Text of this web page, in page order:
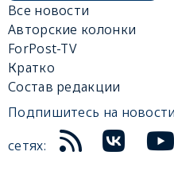
Все новости
Авторские колонки
ForPost-TV
Кратко
Состав редакции
Подпишитесь на
сетях: